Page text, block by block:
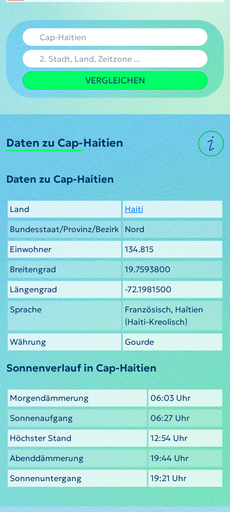
VERGLEICHEN
Daten zu Cap-Haitien
Daten zu Cap-Haitien
Land
Haiti
Bundesstaat/Provinz/Bezirk
Nord
Einwohner
134.815
Breitengrad
19.7593800
Längengrad
-72.1981500
Sprache
Französisch, Haïtien
(Haiti-Kreolisch)
Währung
Gourde
Sonnenverlauf in Cap-Haitien
Morgendämmerung
06:03 Uhr
Sonnenaufgang
06:27 Uhr
Höchster Stand
12:54 Uhr
Abenddämmerung
19:44 Uhr
Sonnenuntergang
19:21 Uhr